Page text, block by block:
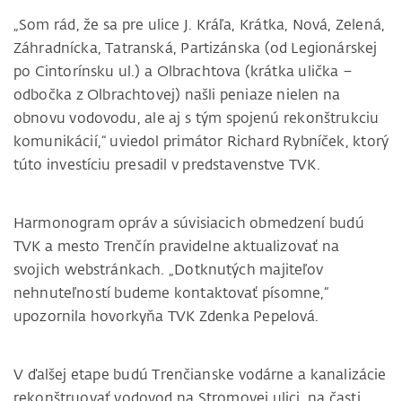
„Som rád, že sa pre ulice J. Kráľa, Krátka, Nová, Zelená,
Záhradnícka, Tatranská, Partizánska (od Legionárskej
po Cintorínsku ul.) a Olbrachtova (krátka ulička –
odbočka z Olbrachtovej) našli peniaze nielen na
obnovu vodovodu, ale aj s tým spojenú rekonštrukciu
komunikácií,“ uviedol primátor Richard Rybníček, ktorý
túto investíciu presadil v predstavenstve TVK.
Harmonogram opráv a súvisiacich obmedzení budú
TVK a mesto Trenčín pravidelne aktualizovať na
svojich webstránkach. „Dotknutých majiteľov
nehnuteľností budeme kontaktovať písomne,“
upozornila hovorkyňa TVK Zdenka Pepelová.
V ďalšej etape budú Trenčianske vodárne a kanalizácie